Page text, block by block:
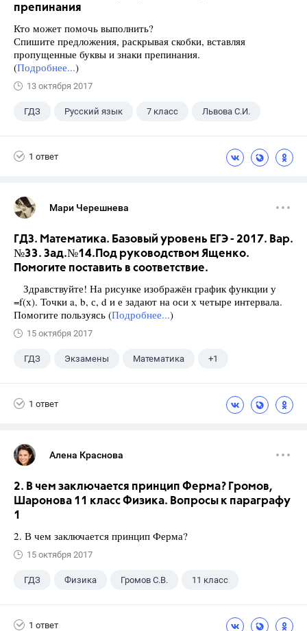
препинания
Кто может помочь выполнить?
Спишите предложения, раскрывая скобки, вставляя
пропущенные буквы и знаки препинания.
(Подробнее...)
13 октября 2017
ГДЗ Русский язык 7 класс Львова С.И.
1 ответ
Мари Черешнева
ГДЗ. Математика. Базовый уровень ЕГЭ - 2017. Вар.
№33. Зад.№14.Под руководством Ященко.
Помогите поставить в соответствие.
Здравствуйте! На рисунке изображён график функции у
=f(х). Точки a, b, с, d и е задают на оси х четыре интервала.
Помогите пользуясь (Подробнее...)
15 октября 2017
ГДЗ Экзамены Математика +1
1 ответ
Алена Краснова
2. В чем заключается принцип Ферма? Громов,
Шаронова 11 класс Физика. Вопросы к параграфу
1
2. В чем заключается принцип Ферма?
15 октября 2017
ГДЗ Физика Громов С.В. 11 класс
1 ответ